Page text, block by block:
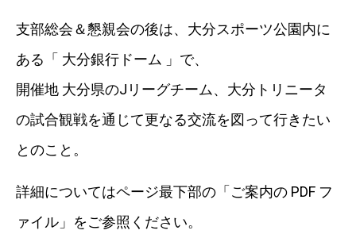
支部総会＆懇親会の後は、大分スポーツ公園内に
ある「 大分銀行ドーム 」で、
開催地 大分県のJリーグチーム、大分トリニータ
の試合観戦を通じて更なる交流を図って行きたい
とのこと。
詳細についてはページ最下部の「ご案内の PDF フ
ァイル」をご参照ください。